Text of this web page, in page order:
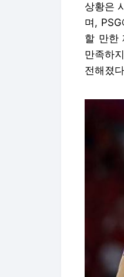
상황은
며,
할 만한
만족하
전해졌